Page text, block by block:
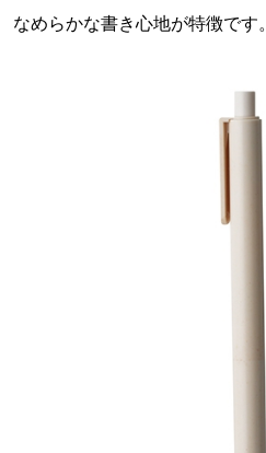
なめらかな書き心地が特徴です。